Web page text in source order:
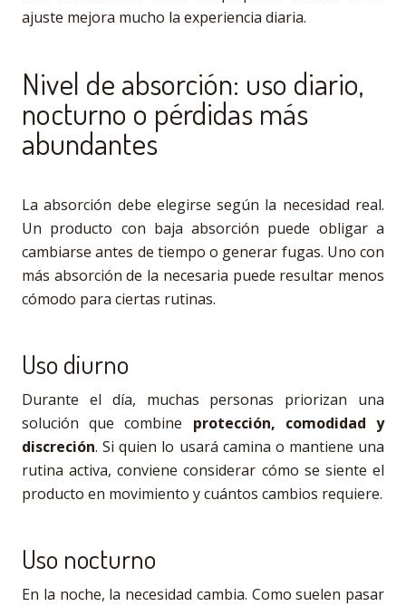
ajuste mejora mucho la experiencia diaria.
Nivel de absorción: uso diario,
nocturno o pérdidas más
abundantes
La absorción debe elegirse según la necesidad real.
Un producto con baja absorción puede obligar a
cambiarse antes de tiempo o generar fugas. Uno con
más absorción de la necesaria puede resultar menos
cómodo para ciertas rutinas.
Uso diurno
Durante el día, muchas personas priorizan una
solución que combine protección, comodidad y
discreción. Si quien lo usará camina o mantiene una
rutina activa, conviene considerar cómo se siente el
producto en movimiento y cuántos cambios requiere.
Uso nocturno
En la noche, la necesidad cambia. Como suelen pasar